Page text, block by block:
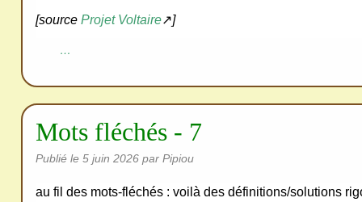
[source Projet Voltaire↗]
…
Mots fléchés - 7
Publié le 5 juin 2026 par Pipiou
au fil des mots-fléchés : voilà des définitions/solutions